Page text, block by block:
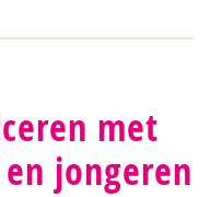
met
jongeren